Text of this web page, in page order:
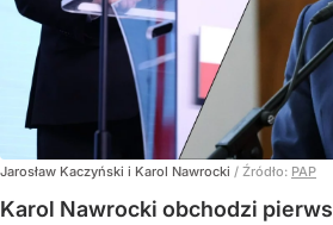
Jarosław Kaczyński i Karol Nawrocki / Źródło: PAP
Karol Nawrocki obchodzi